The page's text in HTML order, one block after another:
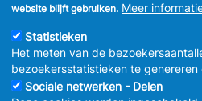
website blijft gebruiken. Meer
Statistieken
Het meten van de
bezoekersstatistieken te
Sociale netwerken - Delen